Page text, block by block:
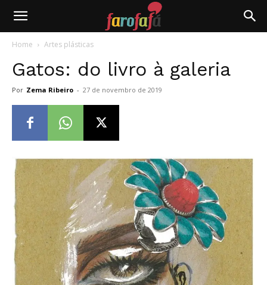
Farofafá
Home Artes plásticas
Gatos: do livro à galeria
Por Zema Ribeiro - 27 de novembro de 2019